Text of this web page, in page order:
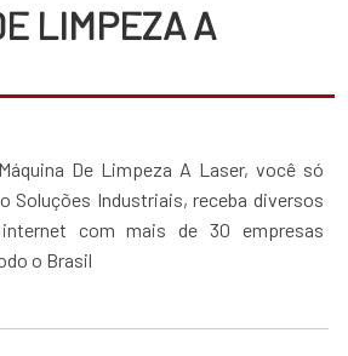
LIMPEZA A
De Limpeza A Laser, você só
Soluções Industriais, receba diversos
com mais de 30 empresas
o Brasil